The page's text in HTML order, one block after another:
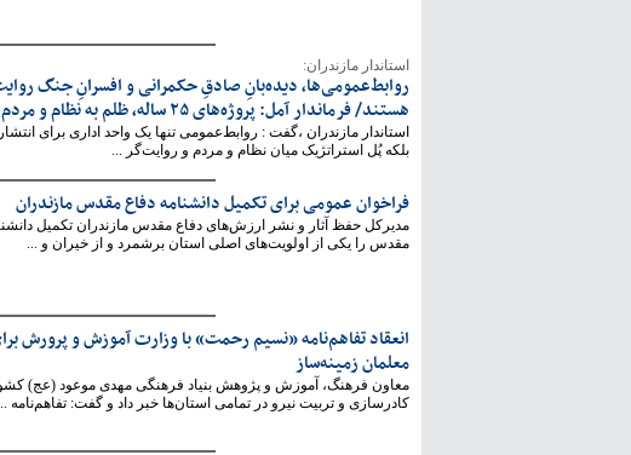
استاندار مازندران:
روابط‌عمومی‌ها، دیده‌بانِ صادقِ حکمرانی و افسرانِ جنگ
هستند/ فرماندار آمل: پروژه‌های ۲۵ ساله، ظلم به نظام و مردم است
استاندار مازندران ،گفت : روابط‌عمومی تنها یک واحد اداری برای
بلکه پُل استراتژیک میان نظام و مردم و روایت‌گر ...
فراخوان عمومی برای تکمیل دانشنامه دفاع مقدس مازندران
مدیرکل حفظ آثار و نشر ارزش‌های دفاع مقدس مازندران تکمیل
مقدس را یکی از اولویت‌های اصلی استان برشمرد و از خیران و ...
انعقاد تفاهم‌نامه «نسیم رحمت» با وزارت آموزش و پرورش
معلمان زمینه‌ساز
معاون فرهنگ، آموزش و پژوهش بنیاد فرهنگی مهدی موعود (عج)
کادرسازی و تربیت نیرو در تمامی استان‌ها خبر داد و گفت: تفاهم‌نامه